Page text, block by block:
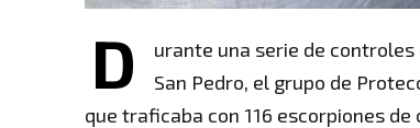
D
urante una serie de
San Pedro, el grupo de
que traficaba con 116 escorpiones de